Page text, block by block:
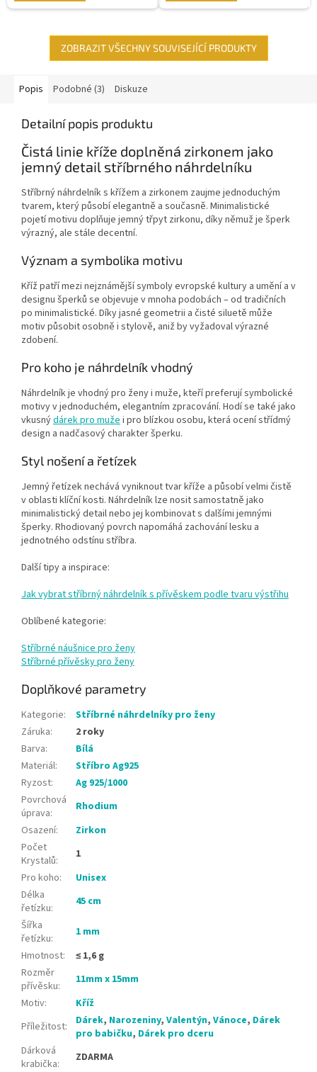
ZOBRAZIT VŠECHNY SOUVISEJÍCÍ PRODUKTY
Popis Podobné (3) Diskuze
Detailní popis produktu
Čistá linie kříže doplněná zirkonem jako
jemný detail stříbrného náhrdelníku
Stříbrný náhrdelník s křížem a zirkonem zaujme jednoduchým
tvarem, který působí elegantně a současně. Minimalistické
pojetí motivu doplňuje jemný třpyt zirkonu, díky němuž je šperk
výrazný, ale stále decentní.
Význam a symbolika motivu
Kříž patří mezi nejznámější symboly evropské kultury a umění a v
designu šperků se objevuje v mnoha podobách – od tradičních
po minimalistické. Díky jasné geometrii a čisté siluetě může
motiv působit osobně i stylově, aniž by vyžadoval výrazné
zdobení.
Pro koho je náhrdelník vhodný
Náhrdelník je vhodný pro ženy i muže, kteří preferují symbolické
motivy v jednoduchém, elegantním zpracování. Hodí se také jako
vkusnýdárek pro muže i pro blízkou osobu, která ocení střídmý
design a nadčasový charakter šperku.
Styl nošení a řetízek
Jemný řetízek nechává vyniknout tvar kříže a působí velmi čistě
v oblasti klíční kosti. Náhrdelník lze nosit samostatně jako
minimalistický detail nebo jej kombinovat s dalšími jemnými
šperky. Rhodiovaný povrch napomáhá zachování lesku a
jednotného odstínu stříbra.
Další tipy a inspirace:
Jak vybrat stříbrný náhrdelník s přívěskem podle tvaru výstřihu
Oblíbené kategorie:
Stříbrné náušnice pro ženy
Stříbrné přívěsky pro ženy
Doplňkové parametry
Kategorie:
Stříbrné náhrdelníky pro ženy
Záruka:
2 roky
Barva:
Bílá
Materiál:
Stříbro Ag925
Ryzost:
Ag 925/1000
Povrchová
úprava:
Rhodium
Osazení:
Zirkon
Počet
Krystalů:
1
Pro koho:
Unisex
Délka
řetízku:
45 cm
Šířka
řetízku:
1 mm
Hmotnost:
≤ 1,6 g
Rozměr
přívěsku:
11mm x 15mm
Motiv:
Kříž
Příležitost: Dárek, Narozeniny, Valentýn, Vánoce, Dárek
pro babičku, Dárek pro dceru
Dárková
krabička: ZDARMA